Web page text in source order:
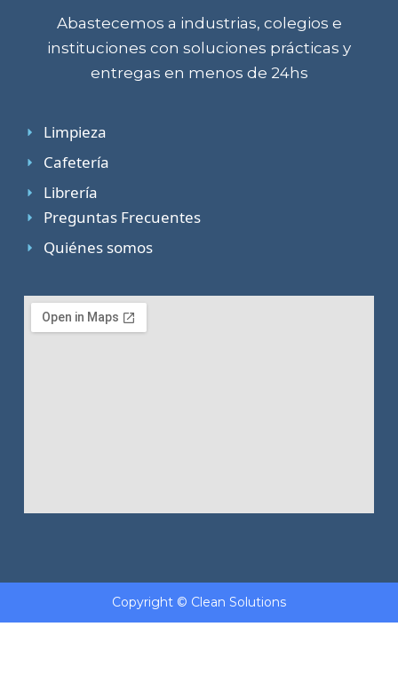
Abastecemos a industrias, colegios e
instituciones con soluciones prácticas y
entregas en menos de 24hs
Limpieza
Cafetería
Librería
Preguntas Frecuentes
Quiénes somos
Copyright © Clean Solutions